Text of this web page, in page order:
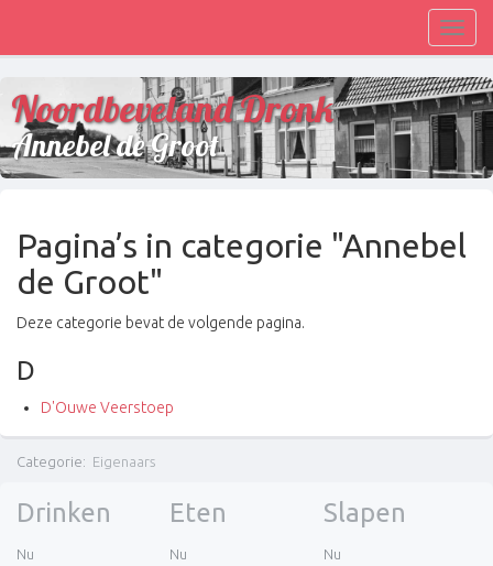
Noordbeveland Dronk
Annebel de Groot
Pagina’s in categorie "Annebel
de Groot"
Deze categorie bevat de volgende pagina.
D
D'Ouwe Veerstoep
Categorie: Eigenaars
Drinken
Nu
Eten
Nu
Slapen
Nu